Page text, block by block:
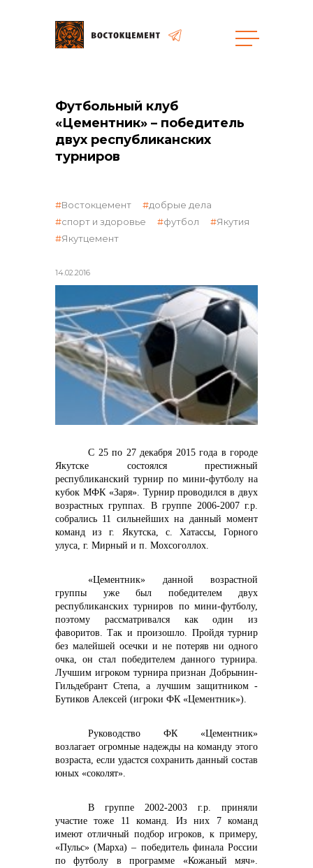
общая информация
объявленные закупки
реализация неликвидов
контакты отдела закупок
Контакты
+7 (423) 234 50 50
info@vostokcement.ru
Футбольный клуб
«Цементник» – победитель
двух республиканских
турниров
14.02.2016
Востокцемент
добрые дела
спорт и здоровье
футбол
Якутия
Якутцемент
С 25 по 27 декабря 2015 года в городе
Якутске состоялся престижный
республиканский турнир по мини-футболу на
кубок МФК «Заря». Турнир проводился в двух
возрастных группах. В группе 2006-2007 г.р.
собрались 11 сильнейших на данный момент
команд из г. Якутска, с. Хатассы, Горного
улуса, г. Мирный и п. Мохсоголлох.
«Цементник» данной возрастной
группы уже был победителем двух
республиканских турниров по мини-футболу,
поэтому рассматривался как один из
фаворитов. Так и произошло. Пройдя турнир
без малейшей осечки и не потеряв ни одного
очка, он стал победителем данного турнира.
Лучшим игроком турнира признан Добрынин-
Гильдебрант Степа, а лучшим защитником -
Бутиков Алексей (игроки ФК «Цементник»).
Руководство ФК «Цементник»
возлагает огромные надежды на команду этого
возраста, если удастся сохранить данный состав
юных «соколят».
В группе 2002-2003 г.р. приняли
участие тоже 11 команд. Из них 7 команд
имеют отличный подбор игроков, к примеру,
«Пульс» (Марха) – победитель финала России
по футболу в программе «Кожаный мяч».